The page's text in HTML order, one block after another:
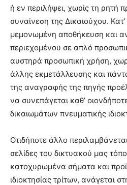
ή εν περιλήψει, χωρίς τη ρητή
συναίνεση της Δικαιούχου.
μεμονωμένη αποθήκευση και
περιεχομένου σε απλό
αυστηρά προσωπική χρήση,
άλλης εκμετάλλευσης και
της αναγραφής της πηγής
να συνεπάγεται καθ’
δικαιωμάτων πνευματικής
Οτιδήποτε άλλο
σελίδες του δικτυακού μας
κατοχυρωμένα σήματα και
ιδιοκτησίας τρίτων, ανάγεται